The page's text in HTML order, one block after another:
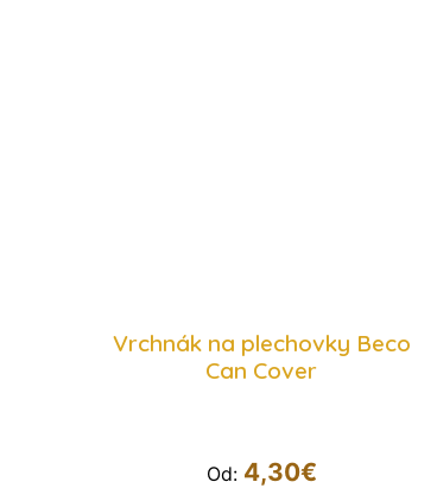
Vrchnák na plechovky Beco
Can Cover
Od: 4,30€